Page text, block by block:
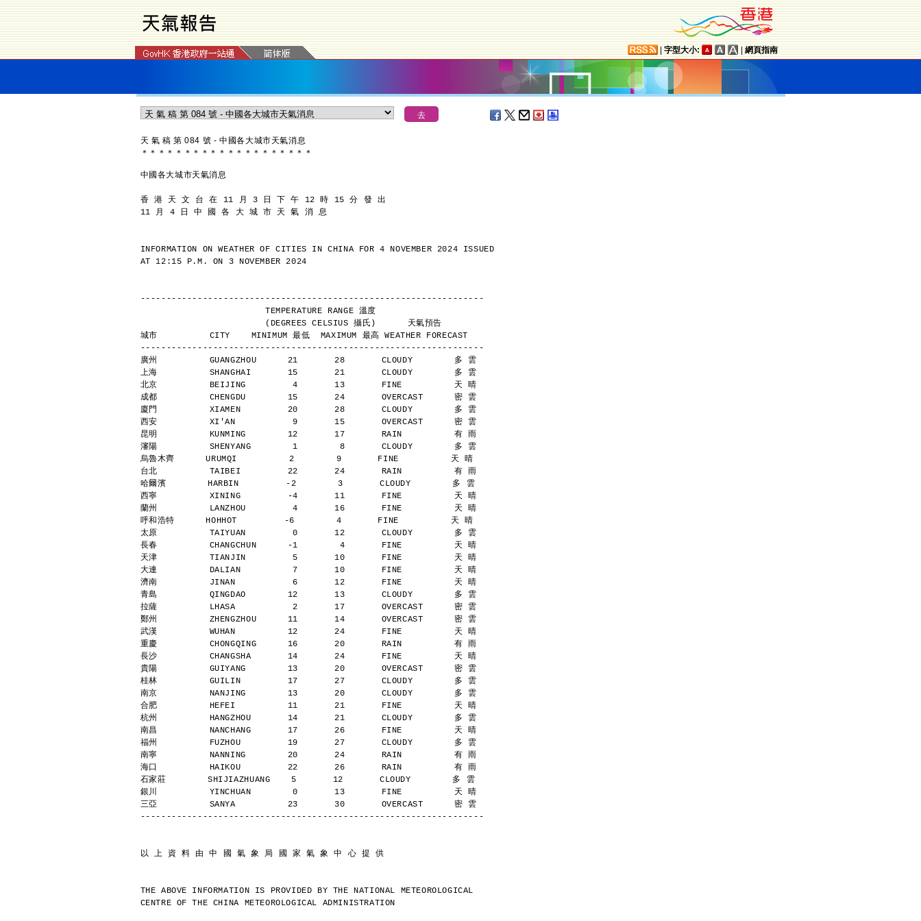
字型大小: 網頁指南
天 氣 稿 第 084 號 - 中國各大城市天氣消息
＊ ＊ ＊ ＊ ＊ ＊ ＊ ＊ ＊ ＊ ＊ ＊ ＊ ＊ ＊ ＊ ＊ ＊ ＊ ＊
中國各大城市天氣消息
香 港 天 文 台 在 11 月 3 日 下 午 12 時 15 分 發 出
11 月 4 日 中 國 各 大 城 市 天 氣 消 息
INFORMATION ON WEATHER OF CITIES IN CHINA FOR 4 NOVEMBER 2024 ISSUED
AT 12:15 P.M. ON 3 NOVEMBER 2024
------------------------------------------------------------------
                        TEMPERATURE RANGE 溫度
                        (DEGREES CELSIUS 攝氏)      天氣預告
城市          CITY    MINIMUM 最低  MAXIMUM 最高 WEATHER FORECAST
------------------------------------------------------------------
廣州          GUANGZHOU      21       28       CLOUDY        多 雲
上海          SHANGHAI       15       21       CLOUDY        多 雲
北京          BEIJING         4       13       FINE          天 晴
成都          CHENGDU        15       24       OVERCAST      密 雲
廈門          XIAMEN         20       28       CLOUDY        多 雲
西安          XI'AN           9       15       OVERCAST      密 雲
昆明          KUNMING        12       17       RAIN          有 雨
瀋陽          SHENYANG        1        8       CLOUDY        多 雲
烏魯木齊      URUMQI          2        9       FINE          天 晴
台北          TAIBEI         22       24       RAIN          有 雨
哈爾濱        HARBIN         -2        3       CLOUDY        多 雲
西寧          XINING         -4       11       FINE          天 晴
蘭州          LANZHOU         4       16       FINE          天 晴
呼和浩特      HOHHOT         -6        4       FINE          天 晴
太原          TAIYUAN         0       12       CLOUDY        多 雲
長春          CHANGCHUN      -1        4       FINE          天 晴
天津          TIANJIN         5       10       FINE          天 晴
大連          DALIAN          7       10       FINE          天 晴
濟南          JINAN           6       12       FINE          天 晴
青島          QINGDAO        12       13       CLOUDY        多 雲
拉薩          LHASA           2       17       OVERCAST      密 雲
鄭州          ZHENGZHOU      11       14       OVERCAST      密 雲
武漢          WUHAN          12       24       FINE          天 晴
重慶          CHONGQING      16       20       RAIN          有 雨
長沙          CHANGSHA       14       24       FINE          天 晴
貴陽          GUIYANG        13       20       OVERCAST      密 雲
桂林          GUILIN         17       27       CLOUDY        多 雲
南京          NANJING        13       20       CLOUDY        多 雲
合肥          HEFEI          11       21       FINE          天 晴
杭州          HANGZHOU       14       21       CLOUDY        多 雲
南昌          NANCHANG       17       26       FINE          天 晴
福州          FUZHOU         19       27       CLOUDY        多 雲
南寧          NANNING        20       24       RAIN          有 雨
海口          HAIKOU         22       26       RAIN          有 雨
石家莊        SHIJIAZHUANG    5       12       CLOUDY        多 雲
銀川          YINCHUAN        0       13       FINE          天 晴
三亞          SANYA          23       30       OVERCAST      密 雲
------------------------------------------------------------------
以 上 資 料 由 中 國 氣 象 局 國 家 氣 象 中 心 提 供
THE ABOVE INFORMATION IS PROVIDED BY THE NATIONAL METEOROLOGICAL
CENTRE OF THE CHINA METEOROLOGICAL ADMINISTRATION